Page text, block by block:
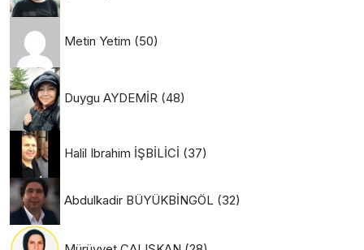
Metin Yetim (50)
Duygu AYDEMİR (48)
Halil Ibrahim İŞBİLİCİ (37)
Abdulkadir BÜYÜKBİNGÖL (32)